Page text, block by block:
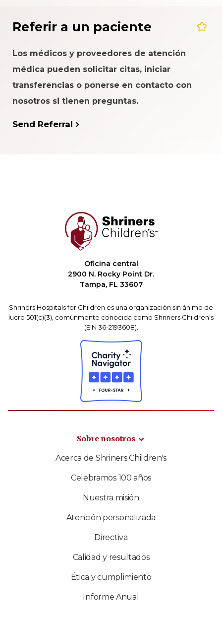
Referir a un paciente
Los médicos y proveedores de atención
médica pueden solicitar citas, iniciar
transferencias o ponerse en contacto con
nosotros si tienen preguntas.
Send Referral
Oficina central
2900 N. Rocky Point Dr.
Tampa, FL 33607
Shriners Hospitals for Children es una organización sin ánimo de
lucro 501(c)(3), comúnmente conocida como Shriners Children's
(EIN 36-2193608).
Sobre nosotros
Acerca de Shriners Children's
Celebramos 100 años
Nuestra misión
Atención personalizada
Directiva
Calidad y resultados
Ética y cumplimiento
Informe Anual